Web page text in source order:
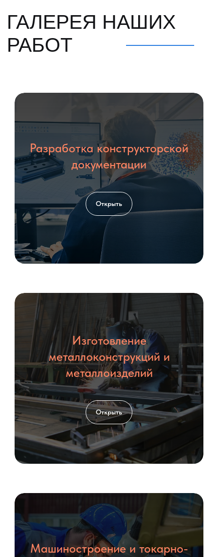
Разработка конструкторской
документации
Открыть
Изготовление
металлоконструкций и
металлоизделий
Открыть
Машиностроение и токарно-
ПОЛУЧИТЕ
ЛУЧШИЕ
УСЛОВИЯ
mk@severgarant.com
предложение от вашего
поставщика и мы его перебьём
Загрузить файл со сметой
Add file
Согласен с политикой
обработки
персональных данных
Оставить заявку